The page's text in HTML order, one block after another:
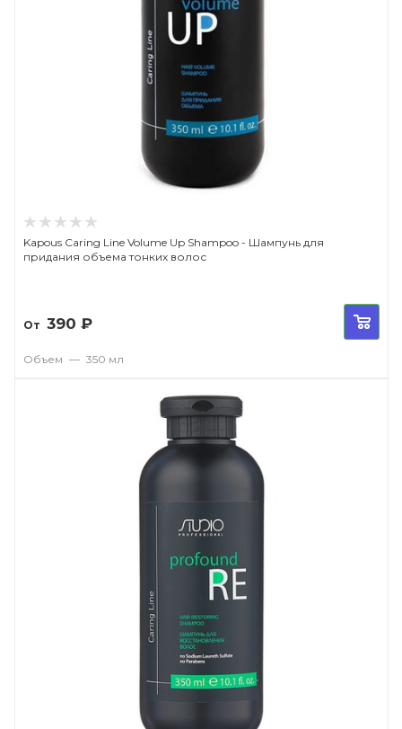
Kapous Caring Line Volume Up Shampoo - Шампунь для
придания объема тонких волос
От 390 ₽
Объем — 350 мл